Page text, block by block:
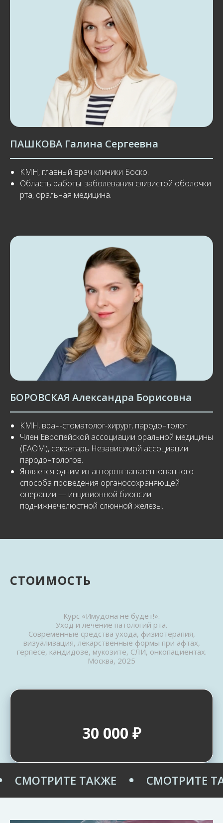
ПАШКОВА Галина Сергеевна
КМН, главный врач клиники Боско.
Область работы: заболевания слизистой оболочки
рта, оральная медицина.
БОРОВСКАЯ Александра Борисовна
КМН, врач-стоматолог-хирург, пародонтолог.
Член Европейской ассоциации оральной медицины
(EAOM), секретарь Независимой ассоциации
пародонтологов.
Является одним из авторов запатентованного
способа проведения органосохраняющей
операции — инцизионной биопсии
поднижнечелюстной слюнной железы.
СТОИМОСТЬ
Курс «Имудона не будет!».
Уход и лечение патологий рта.
Современные средства ухода, физиотерапия,
визуализация, лекарственные формы при афтах,
герпесе, кандидозе, мукозите, СЛИ, онкопациентах.
Москва, 2025
30 000 ₽
ТАКЖЕ СМОТРИТЕ